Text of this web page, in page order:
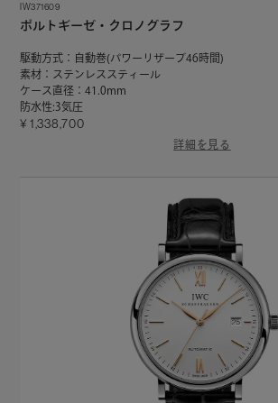
IW371609
ポルトギーゼ・クロノグラフ
駆動方式：自動巻(パワーリザーブ46時間)
素材：ステンレススティール
ケース直径：41.0mm
防水性:3気圧
1,338,700
詳細を見る